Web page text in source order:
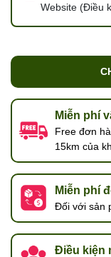
Website (Điều
Miễn phí
Free đơn
15km của
Miễn phí
Đối với sản
Điều kiện